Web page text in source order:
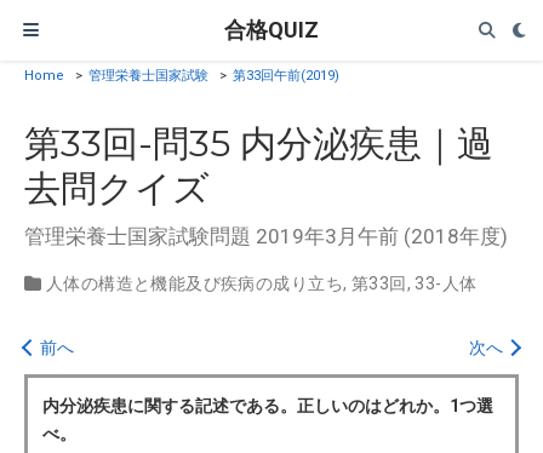
合格QUIZ
Home > 管理栄養士国家試験 > 第33回午前(2019)
第33回-問35 内分泌疾患｜過
去問クイズ
管理栄養士国家試験問題 2019年3月午前 (2018年度)
人体の構造と機能及び疾病の成り立ち, 第33回, 33-人体
次へ
前へ
内分泌疾患に関する記述である。正しいのはどれか。1つ選
べ。